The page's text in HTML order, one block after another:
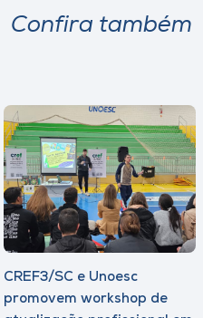
Confira também
CREF3/SC e Unoesc
promovem workshop de